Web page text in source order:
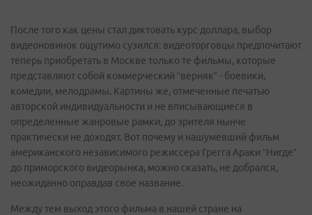
После того как цены стал диктовать курс доллара, выбор
видеоновинок ощутимо сузился: видеоторговцы предпочитают
теперь приобретать в Москве только те фильмы, которые
представляют собой коммерческий “верняк” - боевики,
комедии, мелодрамы. Картины же, отмеченные печатью
авторской индивидуальности и не вписывающиеся в
определенные жанровые рамки, до зрителя нынче
практически не доходят. Вот почему и нашумевший фильм
американского независимого режиссера Грегга Араки “Нигде”
до приморского видеорынка, можно сказать, не добрался,
неожиданно оправдав свое название.
Между тем выход этого фильма в нашей стране на